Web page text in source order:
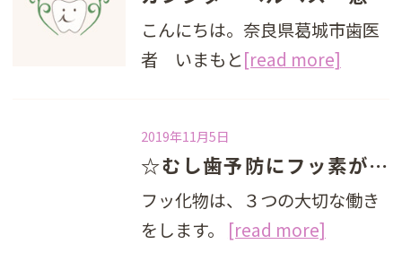
こんにちは。奈良県葛城市歯医
者 いまもと[read more]
2019年11月5日
☆むし歯予防にフッ素が効くのはなぜ？
フッ化物は、３つの大切な働き
をします。 [read more]